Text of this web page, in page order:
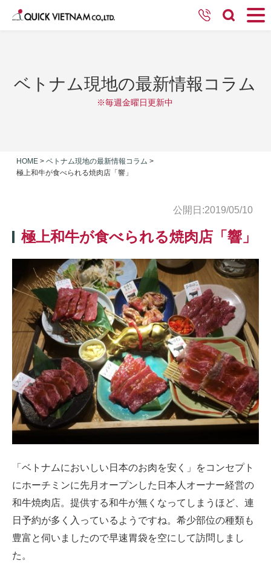
ベトナム現地の最新情報コラム
※毎週金曜日更新中
HOME > ベトナム現地の最新情報コラム >
極上和牛が食べられる焼肉店「響」
公開日:2019/05/10
極上和牛が食べられる焼肉店「響」
「ベトナムにおいしい日本のお肉を安く」をコンセプト
にホーチミンに先月オープンした日本人オーナー経営の
和牛焼肉店。提供する和牛が無くなってしまうほど、連
日予約が多く入っているようですね。希少部位の種類も
豊富と伺いましたので早速胃袋を空にして訪問しまし
た。